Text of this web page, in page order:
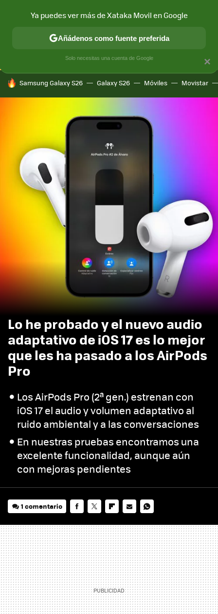
CONECTIVIDAD MÓVIL Y SOCIEDAD APLICACIONES
HOY SE HABLA DE
Samsung Galaxy S26 Galaxy S26 Móviles Movistar
Lo he probado y el nuevo audio
adaptativo de iOS 17 es lo mejor
que les ha pasado a los AirPods
Pro
Los AirPods Pro (2ª gen.) estrenan con
iOS 17 el audio y volumen adaptativo al
ruido ambiental y a las conversaciones
En nuestras pruebas encontramos una
excelente funcionalidad, aunque aún
con mejoras pendientes
1 comentario
MAIL
×
Ya puedes ver más de Xataka Movil en Google
Añádenos como fuente preferida
Solo necesitas una cuenta de Google